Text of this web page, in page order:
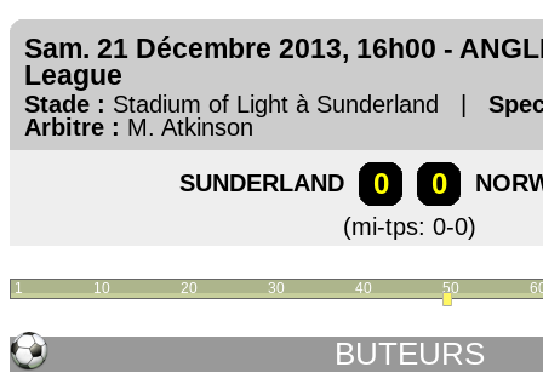
Sam. 21 Décembre 2013, 16h00 -
League
Stade : Stadium of Light à Sunderland |
Arbitre : M. Atkinson
SUNDERLAND 0 0
(mi-tps: 0-0)
1 10 20 30 40 50
BUTEURS